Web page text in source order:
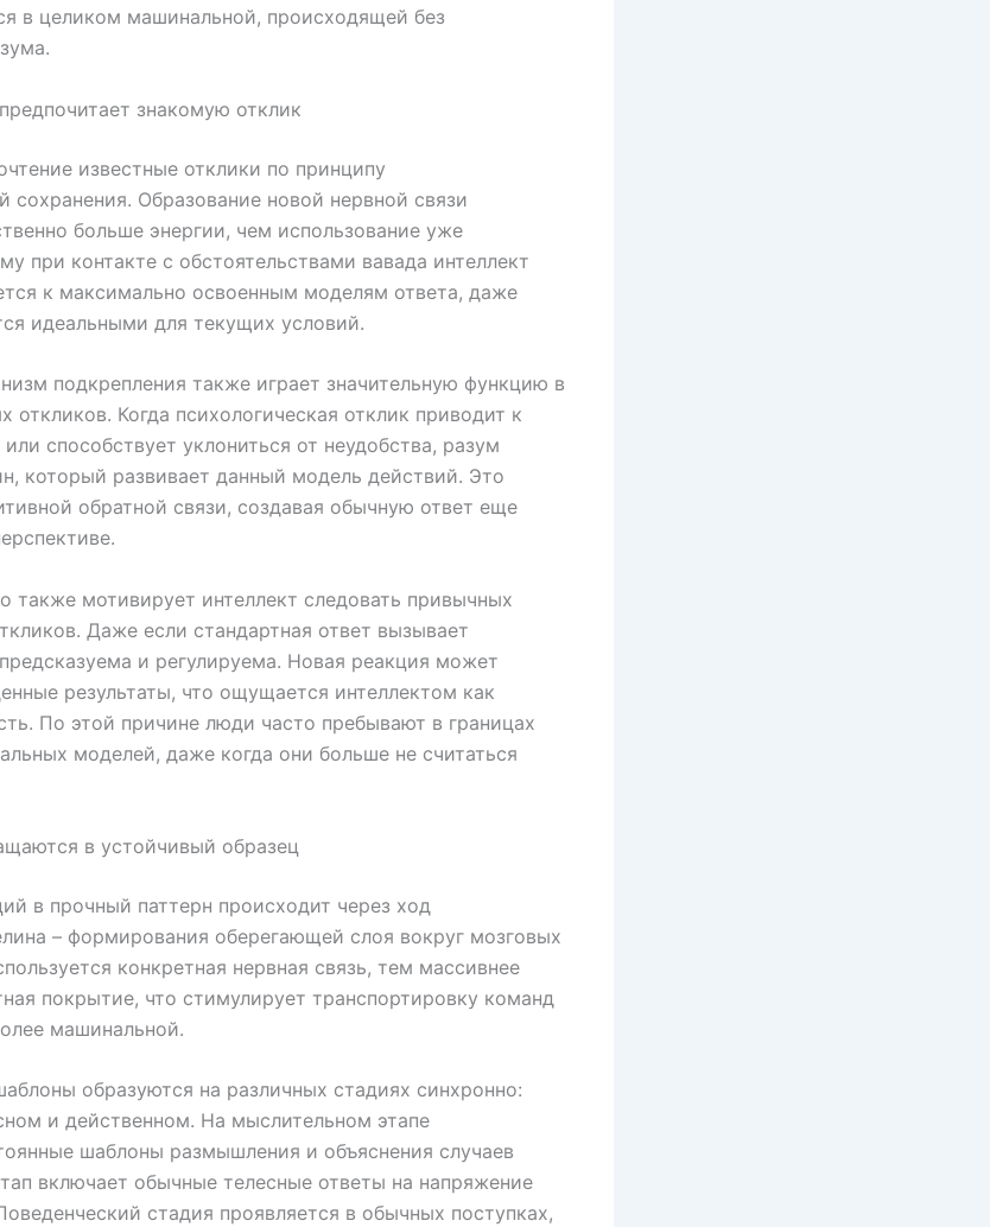
в целиком машинальной, происходящей без
знакомую отклик
известные отклики по принципу
сохранения. Образование новой нервной связи
больше энергии, чем использование уже
при контакте с обстоятельствами вавада интеллект
к максимально освоенным моделям ответа, даже
идеальными для текущих условий.
подкрепления также играет значительную функцию в
откликов. Когда психологическая отклик приводит к
способствует уклониться от неудобства, разум
который развивает данный модель действий. Это
обратной связи, создавая обычную ответ еще
также мотивирует интеллект следовать привычных
Даже если стандартная ответ вызывает
и регулируема. Новая реакция может
результаты, что ощущается интеллектом как
По этой причине люди часто пребывают в границах
моделей, даже когда они больше не считаться
в устойчивый образец
в прочный паттерн происходит через ход
– формирования оберегающей слоя вокруг мозговых
конкретная нервная связь, тем массивнее
покрытие, что стимулирует транспортировку команд
машинальной.
образуются на различных стадиях синхронно:
и действенном. На мыслительном этапе
шаблоны размышления и объяснения случаев
включает обычные телесные ответы на напряжение
стадия проявляется в обычных поступках,